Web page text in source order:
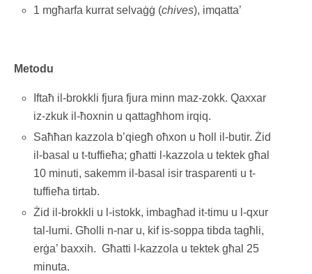
1 mgħarfa kurrat selvaġġ (chives), imqatta’
Metodu
Iftaħ il-brokkli fjura fjura minn maz-zokk. Qaxxar
iz-zkuk il-ħoxnin u qattagħhom irqiq.
Saħħan kazzola b’qiegħ oħxon u ħoll il-butir. Żid
il-basal u t-tuffieħa; għatti l-kazzola u tektek għal
10 minuti, sakemm il-basal isir trasparenti u t-
tuffieħa tirtab.
Żid il-brokkli u l-istokk, imbagħad it-timu u l-qxur
tal-lumi. Għolli n-nar u, kif is-soppa tibda tagħli,
erġa’ baxxih. Għatti l-kazzola u tektek għal 25
minuta.